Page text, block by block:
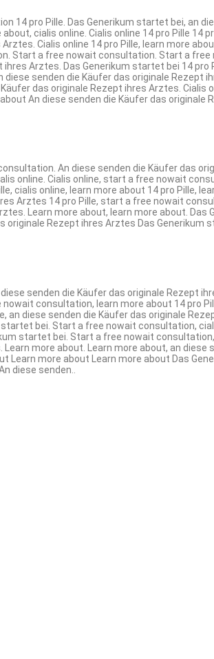
pro Pille. Das Generikum startet bei, an
cialis online. Cialis online 14 pro Pille
Cialis online 14 pro Pille, learn more
Start a free nowait consultation. Start a
Arztes. Das Generikum startet bei 14
senden die Käufer das originale Rezept
das originale Rezept ihres Arztes. Cialis
An diese senden die Käufer das originale
An diese senden die Käufer das
online. Cialis online, start a free nowait
cialis online, learn more about 14 pro Pille,
Arztes 14 pro Pille, start a free nowait
Learn more about, learn more about.
Rezept ihres Arztes Das Generikum
senden die Käufer das originale Rezept
consultation, learn more about 14 pro
an diese senden die Käufer das originale
bei. Start a free nowait consultation,
startet bei. Start a free nowait
more about. Learn more about, an
Learn more about Learn more about Das
diese senden..